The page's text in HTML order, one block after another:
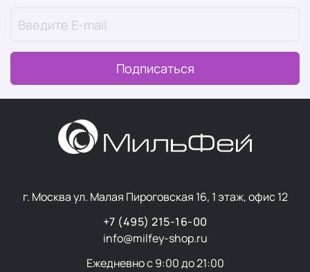
Подписаться
г. Москва ул. Малая Пироговская 16, 1 этаж, офис 12
+7 (495) 215-16-00
info@milfey-shop.ru
Ежедневно с 9:00 до 21:00